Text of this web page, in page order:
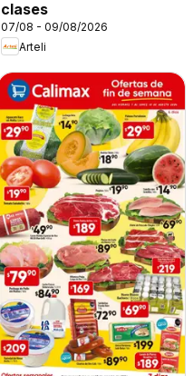
clases
07/08 - 09/08/2026
Arteli